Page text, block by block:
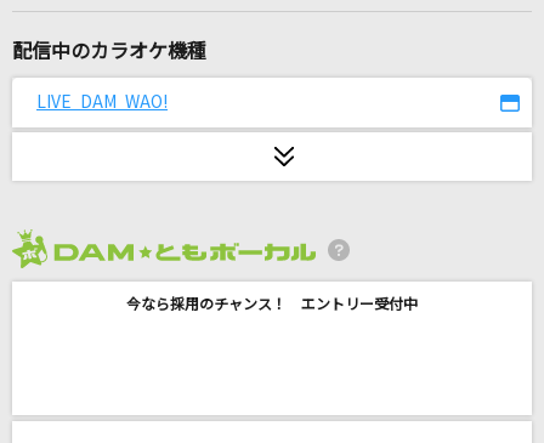
Attack it!
パーティーを止めないで
Mrs. GREEN APPLE
配信中のカラオケ機種
LIVE DAM WAO!
今なら採用のチャンス！ エントリー受付中